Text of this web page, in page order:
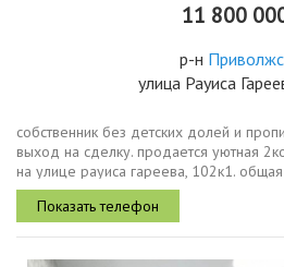
11 800
р-н
улица Рауиса
собственник без детских долей и
выход на сделку. продается уютная
на улице рауиса гареева, 102к1.
расположена на 11 этаже 11этажного
построенного в...